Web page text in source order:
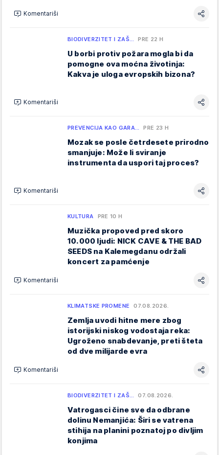
Komentariši
BIODIVERZITET I ZAŠ… PRE 22 H
U borbi protiv požara mogla bi da
pomogne ova moćna životinja:
Kakva je uloga evropskih bizona?
Komentariši
PREVENCIJA KAO GARA… PRE 23 H
Mozak se posle četrdesete prirodno
smanjuje: Može li sviranje
instrumenta da uspori taj proces?
Komentariši
KULTURA PRE 10 H
Muzička propoved pred skoro
10.000 ljudi: NICK CAVE & THE BAD
SEEDS na Kalemegdanu održali
koncert za pamćenje
Komentariši
KLIMATSKE PROMENE 07.08.2026.
Zemlja uvodi hitne mere zbog
istorijski niskog vodostaja reka:
Ugroženo snabdevanje, preti šteta
od dve milijarde evra
Komentariši
BIODIVERZITET I ZAŠ… 07.08.2026.
Vatrogasci čine sve da odbrane
dolinu Nemanjića: Širi se vatrena
stihija na planini poznatoj po divljim
konjima